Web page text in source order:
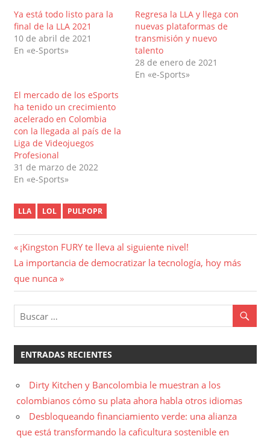
Ya está todo listo para la
final de la LLA 2021
10 de abril de 2021
En «e-Sports»
Regresa la LLA y llega con
nuevas plataformas de
transmisión y nuevo
talento
28 de enero de 2021
En «e-Sports»
El mercado de los eSports
ha tenido un crecimiento
acelerado en Colombia
con la llegada al país de la
Liga de Videojuegos
Profesional
31 de marzo de 2022
En «e-Sports»
LLA LOL PULPOPR
Navegación
de
entradas
Entrada
anterior:
¡Kingston FURY te lleva al siguiente nivel!
Entrada
siguiente:
La importancia de democratizar la tecnología, hoy más
que nunca
ENTRADAS RECIENTES
Dirty Kitchen y Bancolombia le muestran a los
colombianos cómo su plata ahora habla otros idiomas
Desbloqueando financiamiento verde: una alianza
que está transformando la caficultura sostenible en